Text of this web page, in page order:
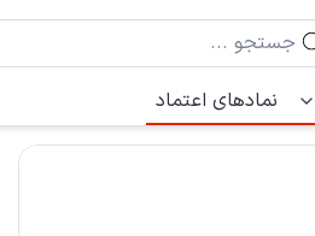
نمادهای اعتماد